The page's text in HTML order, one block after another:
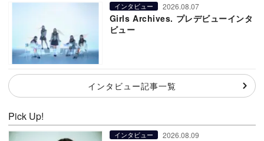
インタビュー 2026.08.07
Girls Archives. プレデビューインタ
ビュー
インタビュー記事一覧
Pick Up!
インタビュー 2026.08.09